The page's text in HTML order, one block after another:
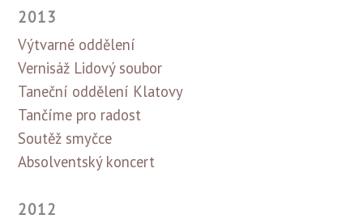
2013
Výtvarné oddělení
Vernisáž Lidový soubor
Taneční oddělení Klatovy
Tančíme pro radost
Soutěž smyčce
Absolventský koncert
2012